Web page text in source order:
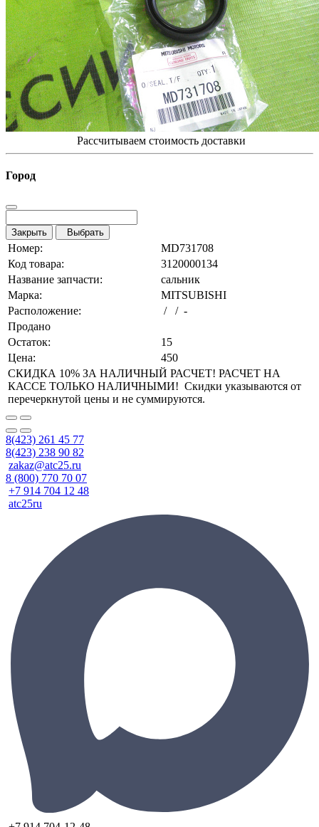
Рассчитываем стоимость доставки
Город
Закрыть Выбрать
Номер:
MD731708
Код товара:
3120000134
Название запчасти:
сальник
Марка:
MITSUBISHI
Расположение:
/ / -
Продано
Остаток:
15
Цена:
450
СКИДКА 10% ЗА НАЛИЧНЫЙ РАСЧЕТ! РАСЧЕТ НА
КАССЕ ТОЛЬКО НАЛИЧНЫМИ! Скидки указываются от
перечеркнутой цены и не суммируются.
8(423) 261 45 77
8(423) 238 90 82
zakaz@atc25.ru
8 (800) 770 70 07
+7 914 704 12 48
atc25ru